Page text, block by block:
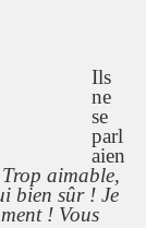
Ils
ne
se
parl
aien
aimable,
bien sûr ! Je
! Vous